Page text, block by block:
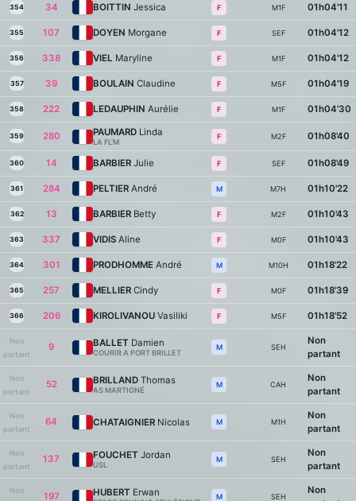
354 34 BOITTIN Jessica F M1F 01h04'11
355 107 DOYEN Morgane F SEF 01h04'12
356 338 VIEL Maryline F M1F 01h04'12
357 39 BOULAIN Claudine F M5F 01h04'19
358 222 LEDAUPHIN Aurélie F M1F 01h04'30
359 280 PAUMARD Linda
LA FL'M
F M2F 01h08'40
360 14 BARBIER Julie F SEF 01h08'49
361 284 PELTIER André M M7H 01h10'22
362 13 BARBIER Betty F M2F 01h10'43
363 337 VIDIS Aline F M0F 01h10'43
364 301 PRODHOMME André M M10H 01h18'22
365 257 MELLIER Cindy F M0F 01h18'39
366 206 KIROLIVANOU Vasiliki F M5F 01h18'52
Non
partant
9 BALLET Damien
COURIR A PORT BRILLET
M SEH
Non
partant
Non
partant
52 BRILLAND Thomas
AS MARTIGNÉ
M CAH
Non
partant
Non
partant
64 CHATAIGNIER Nicolas M M1H
Non
partant
Non
partant
137 FOUCHET Jordan
USL
M SEH
Non
partant
Non
197 HUBERT Erwan M SEH
Non